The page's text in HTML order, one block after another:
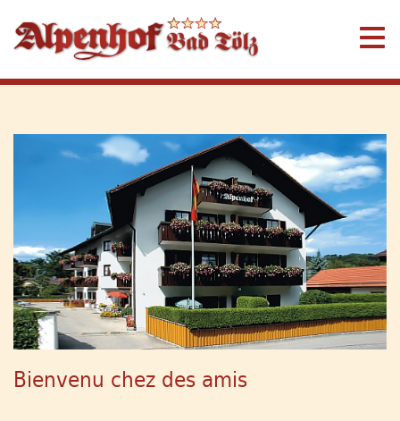
Bienvenu chez des amis